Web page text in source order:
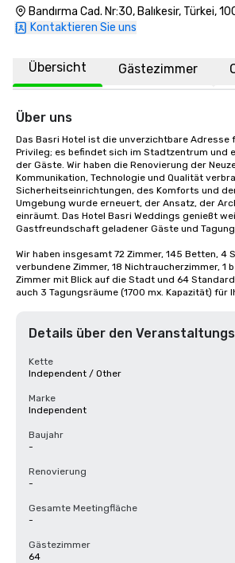
Bandırma Cad. Nr:30, Balıkesir, Türkei,
Kontaktieren Sie uns
Übersicht Gästezimmer
Über uns
Das Basri Hotel ist die unverzichtbare Adresse
Privileg; es befindet sich im Stadtzentrum und
der Gäste. Wir haben die Renovierung der
Kommunikation, Technologie und Qualität
Sicherheitseinrichtungen, des Komforts und
Umgebung wurde erneuert, der Ansatz, der
einräumt. Das Hotel Basri Weddings genießt
Gastfreundschaft geladener Gäste und
Wir haben insgesamt 72 Zimmer, 145 Betten, 4
verbundene Zimmer, 18 Nichtraucherzimmer, 1
Zimmer mit Blick auf die Stadt und 64
auch 3 Tagungsräume (1700 mx. Kapazität) für
Details über den
Kette
Independent / Other
Marke
Independent
Baujahr
-
Renovierung
-
Gesamte Meetingfläche
-
Gästezimmer
64